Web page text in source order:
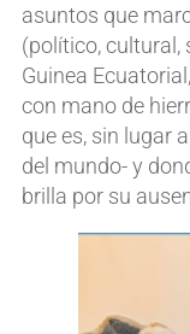
asuntos que
(político, cultural,
Guinea
con mano de
que es, sin lugar
del mundo- y
brilla por su